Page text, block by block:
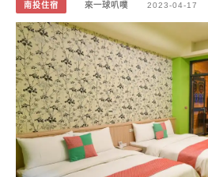
南投住宿 來一球叭噗 2023-04-17